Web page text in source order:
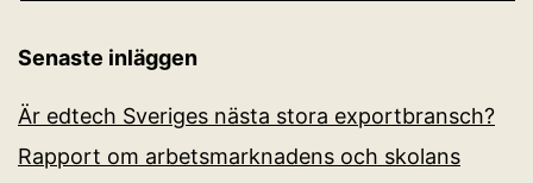
Senaste inläggen
Är edtech Sveriges nästa stora exportbransch?
Rapport om arbetsmarknadens och skolans